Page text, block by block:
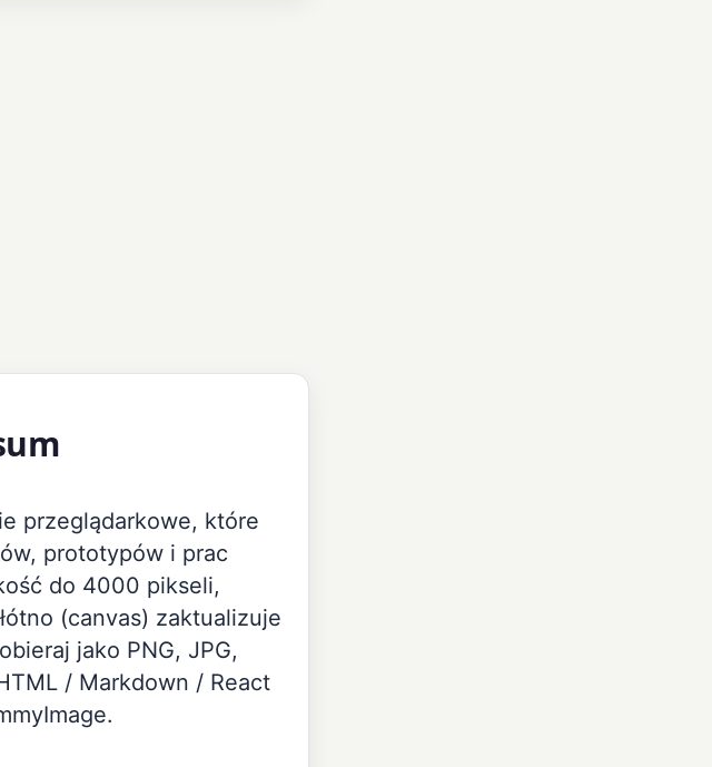
przeglądarkowe, które
prototypów i prac
do 4000 pikseli,
(canvas) zaktualizuje
jako PNG, JPG,
/ Markdown / React